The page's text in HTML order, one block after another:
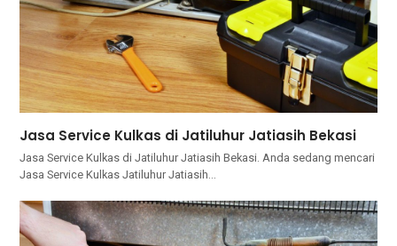
Jasa Service Kulkas di Jatiluhur Jatiasih Bekasi
Jasa Service Kulkas di Jatiluhur Jatiasih Bekasi. Andа ѕеdаng mencari
Jasa Service Kulkas Jatiluhur Jatiasih…